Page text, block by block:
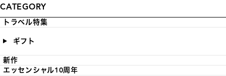
CATEGORY
トラベル特集
ギフト
新作
エッセンシャル10周年